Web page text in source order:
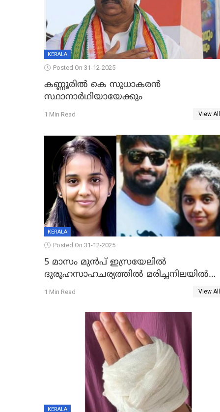
KERALA
Posted On 31-12-2025
കണ്ണൂരിൽ കെ സുധാകരൻ
സ്ഥാനാർഥിയായേക്കും
1 Min Read View All
KERALA
Posted On 31-12-2025
5 മാസം മുൻപ് ഇസ്രയേലിൽ
ദുരൂഹസാഹചര്യത്തിൽ മരിച്ചനിലയിൽ
കണ്ടെത്തിയ മലയാളി യുവാവിന്റെ
1 Min Read View All
KERALA